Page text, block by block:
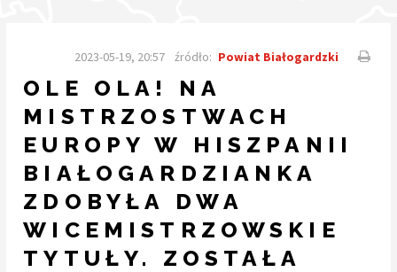
2023-05-19, 20:57 źródło: Powiat Białogardzki
OLE OLA! NA
MISTRZOSTWACH
EUROPY W HISZPANII
BIAŁOGARDZIANKA
ZDOBYŁA DWA
WICEMISTRZOWSKIE
TYTUŁY. ZOSTAŁA